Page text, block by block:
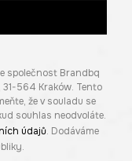
společnost Brandbq
31-564 Kraków. Tento
že v souladu se
souhlas neodvoláte.
údajů. Dodáváme